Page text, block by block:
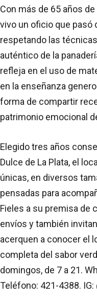
Con más de 65 años
vivo un oficio que pasó
respetando las
auténtico de la
refleja en el uso de
en la enseñanza
forma de compartir
patrimonio emocional
Elegido tres años
Dulce de La Plata, el
únicas, en diversos
pensadas para
Fieles a su premisa de
envíos y también
acerquen a conocer el
completa del sabor
domingos, de 7 a 21.
Teléfono: 421-4388.